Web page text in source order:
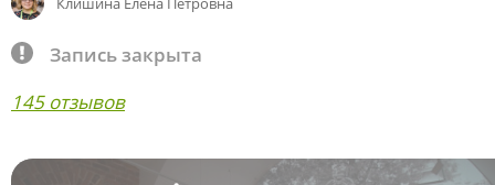
Запись закрыта
145 отзывов